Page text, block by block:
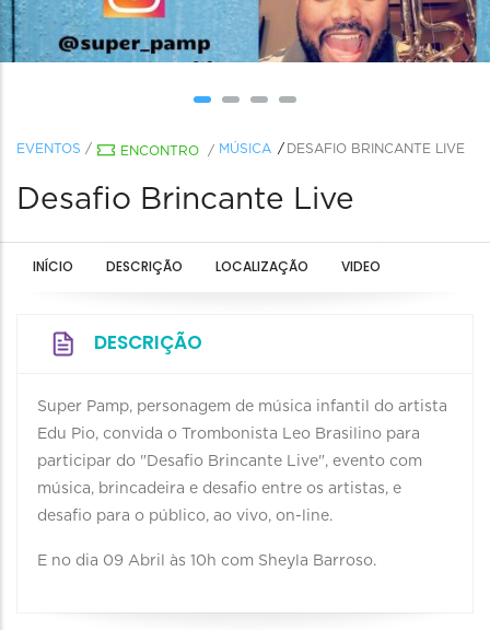
EVENTOS / ENCONTRO / MÚSICA DESAFIO BRINCANTE LIVE
Desafio Brincante Live
INÍCIO DESCRIÇÃO LOCALIZAÇÃO VIDEO
DESCRIÇÃO
Super Pamp, personagem de música infantil do artista
Edu Pio, convida o Trombonista Leo Brasilino para
participar do "Desafio Brincante Live", evento com
música, brincadeira e desafio entre os artistas, e
desafio para o público, ao vivo, on-line.
E no dia 09 Abril às 10h com Sheyla Barroso.